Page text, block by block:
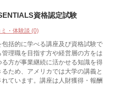
資格認定試験
・体験談 (0)
包括的に学べる講座及び資格試験で
理職を目指す方や経営層の方をは
る方が事業継続に活かせる知識を得
ため、アメリカでは大学の講義と
れています。講座は人財獲得・報酬